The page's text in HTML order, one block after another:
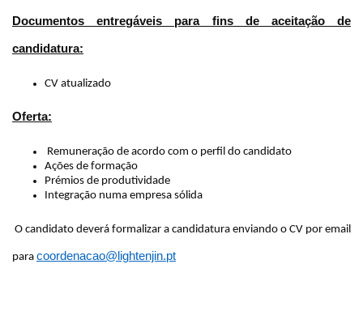
Documentos entregáveis para fins de aceitação de
candidatura:
CV atualizado
Oferta:
Remuneração de acordo com o perfil do candidato
Ações de formação
Prémios de produtividade
Integração numa empresa sólida
O candidato deverá formalizar a candidatura enviando o CV por email
para coordenacao@lightenjin.pt